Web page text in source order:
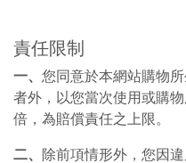
責任限制
一、 您同意於本網站購物
者外，以您當次使用或購
倍，為賠償責任之上限。
二、
除前項情形外，您因